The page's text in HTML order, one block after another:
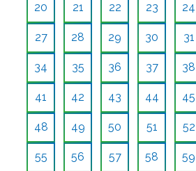
20 21 22 23 24
27 28 29 30 31
34 35 36 37 38
41 42 43 44 45
48 49 50 51 52
55 56 57 58 59